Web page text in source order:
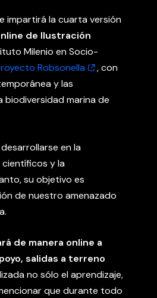
impartirá la cuarta versión
de Ilustración
Milenio en Socio-
Robsonella
, con
y las
biodiversidad marina de
en la
y la
su objetivo es
de nuestro amenazado
de manera online a
salidas a terreno
no sólo el aprendizaje,
que durante todo